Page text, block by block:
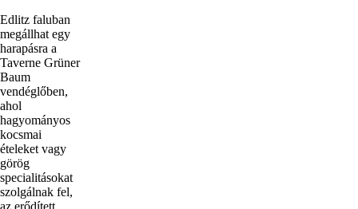
Edlitz faluban
megállhat egy
harapásra a
Taverne Grüner
Baum
vendéglőben,
ahol
hagyományos
kocsmai
ételeket vagy
görög
specialitásokat
szolgálnak fel,
az erődített